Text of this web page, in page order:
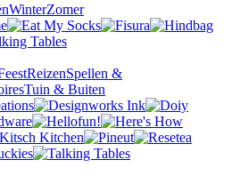
WinterZomer
ReizenSpellen &
Tuin & Buiten